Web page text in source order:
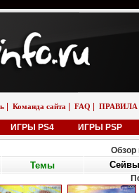
Команда сайта FAQ ПРАВИЛА
ИГРЫ PS4 ИГРЫ PSP
Обзор
Темы Сейвы